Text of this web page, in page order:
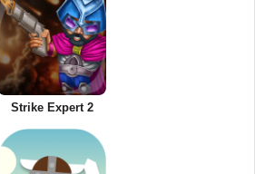
Strike Expert 2